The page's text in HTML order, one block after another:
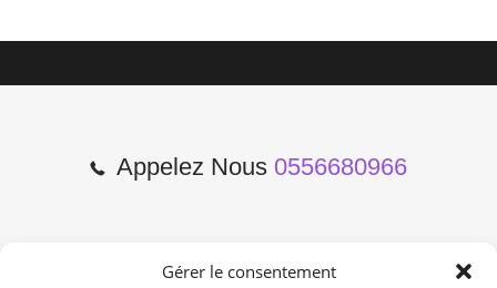
Gérer le consentement
Appelez Nous 0556680966
2 Cours de l'Yser 33800